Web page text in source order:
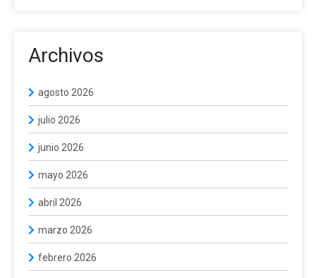
Archivos
agosto 2026
julio 2026
junio 2026
mayo 2026
abril 2026
marzo 2026
febrero 2026